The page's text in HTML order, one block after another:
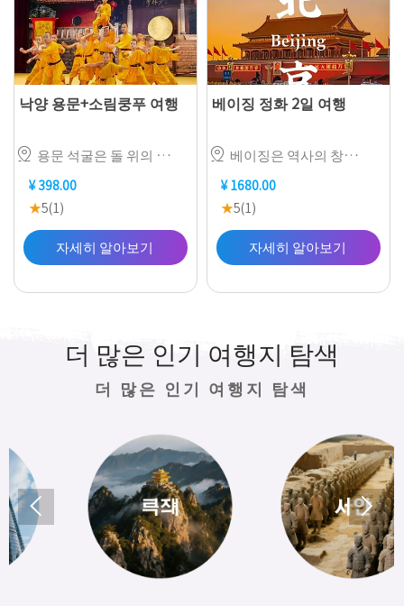
낙양 용문+소림쿵푸 여행
 용문 석굴은 돌 위의 왕조 기억이고, 소림사는 쿵푸 속의 선(禪) 인생이다.
¥ 398.00
★5(1)
자세히 알아보기
베이징 정화 2일 여행
 베이징은 역사의 창문으로, 여기에는 고궁, 만리장성, 천단공원 등 진정한 중국 역사의 흔적을 직접 눈으로 확인할 수 있습니다. 문화의 중심지로, 후퉁에서 삼륜차를 타고 오래된 베이징의 전통 생활을 체험하거나, 왕푸징과 산리툰에서 현대 중국의 유행과 번화함을 느낄 수 있습니다. 또한 미식의 천국으로, 베이징 오리 구이부터 길거리 간식에서 궁정 요리를 모방한 각종 미식까지 다양한 관광객의 입맛을 만족시킬 수 있습니다.
¥ 1680.00
★5(1)
자세히 알아보기
더 많은 인기 여행지 탐색
더 많은 인기 여행지 탐색
 